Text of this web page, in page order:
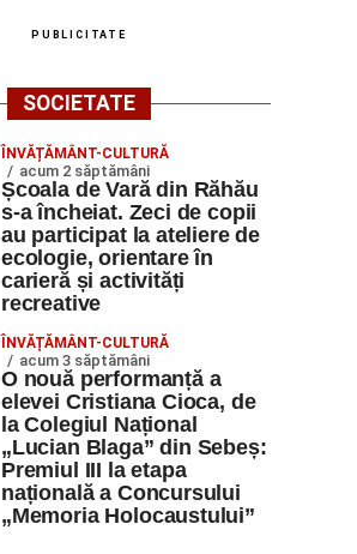
PUBLICITATE
SOCIETATE
ÎNVĂȚĂMÂNT-CULTURĂ
acum 2 săptămâni
Școala de Vară din Răhău
s-a încheiat. Zeci de copii
au participat la ateliere de
ecologie, orientare în
carieră și activități
recreative
ÎNVĂȚĂMÂNT-CULTURĂ
acum 3 săptămâni
O nouă performanță a
elevei Cristiana Cioca, de
la Colegiul Național
„Lucian Blaga” din Sebeș:
Premiul III la etapa
națională a Concursului
„Memoria Holocaustului”